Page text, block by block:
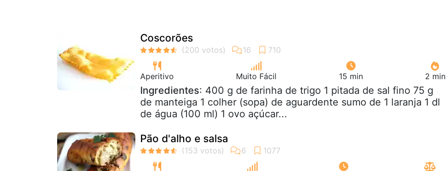
Coscorões
Aperitivo Muito Fácil 15 min 2 min
Ingredientes: 400 g de farinha de trigo 1 pitada de sal fino 75 g
de manteiga 1 colher (sopa) de aguardente sumo de 1 laranja 1 dl
de água (100 ml) 1 ovo açúcar...
Pão d'alho e salsa